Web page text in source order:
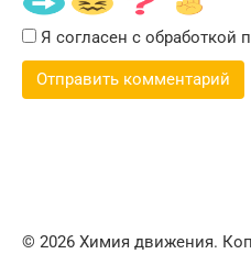
Я согласен с обработкой
© 2026 Химия движения.